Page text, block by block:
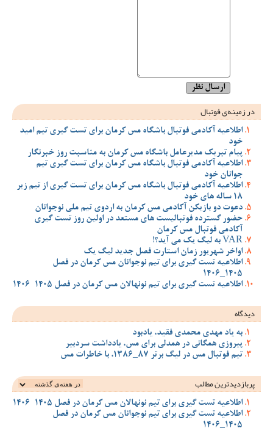
در زمینه‌ی فوتبال
اطلاعیه آکادمی فوتبال باشگاه مس کرمان برای تست گیری تیم امید
خود
پیام تبریک مدیرعامل باشگاه مس کرمان به مناسبت روز خبرنگار
اطلاعیه آکادمی فوتبال باشگاه مس کرمان برای تست گیری تیم
جوانان خود
اطلاعیه آکادمی فوتبال باشگاه مس کرمان برای تست گیری از تیم زیر
18 ساله های خود
دعوت دو بازیکن آکادمی مس کرمان به اردوی تیم ملی نوجوانان
حضور گسترده فوتبالیست های مستعد در اولین روز تست گیری
آکادمی فوتبال مس کرمان
VAR به لیگ یک می آید؟!
اواخر شهریور زمان استارت فصل جدید لیگ یک
اطلاعیه تست گیری برای تیم نوجوانان مس کرمان در فصل
1405_1406
اطلاعیه تست گیری برای تیم نونهالان مس کرمان در فصل 1405-1406
دیدگاه
به یاد مهدی محمدی فقید، یادبود
پیروزی همگانی در همدلی برای مس، یادداشت سردبیر
تیم فوتبال مس در لیگ برتر 87_1386، با خاطرات مس
پربازدیدترین‌ مطالب
اطلاعیه تست گیری برای تیم نونهالان مس کرمان در فصل 1405-1406
اطلاعیه تست گیری برای تیم نوجوانان مس کرمان در فصل
1405_1406